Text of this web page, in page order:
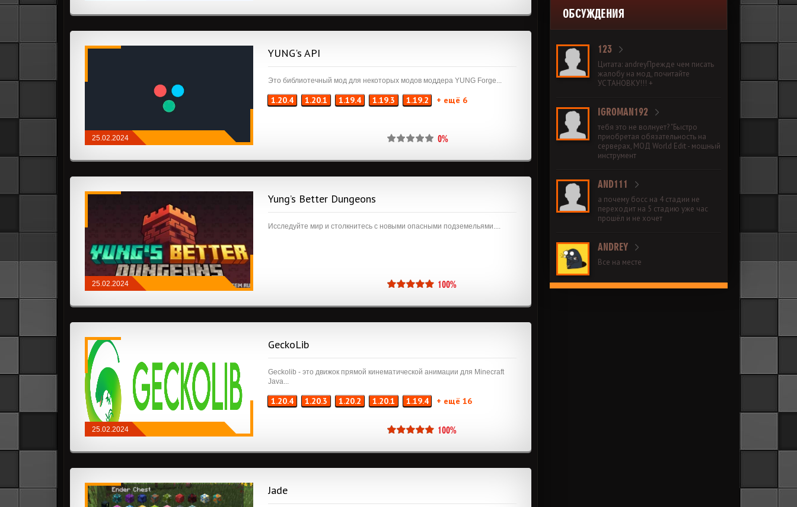
25.02.2024
YUNG's API
Это библиотечный мод для некоторых модов моддера YUNG Forge...
1.20.4 1.20.1 1.19.4 1.19.3 1.19.2 + ещё 6
0%
25.02.2024
Yung’s Better Dungeons
Исследуйте мир и столкнитесь с новыми опасными подземельями....
100%
25.02.2024
GeckoLib
Geckolib - это движок прямой кинематической анимации для Minecraft
Java...
1.20.4 1.20.3 1.20.2 1.20.1 1.19.4 + ещё 16
100%
Jade
ОБСУЖДЕНИЯ
123
Цитата: andreyПрежде чем писать
жалобу на мод, почитайте
УСТАНОВКУ!!! +
IGROMAN192
тебя это не волнует? "Быстро
приобретая обязательность на
серверах, МОД World Edit - мощный
инструмент
AND111
а почему босс на 4 стадии не
переходит на 5 стадию уже час
прошёл и не хочет
ANDREY
Все на месте